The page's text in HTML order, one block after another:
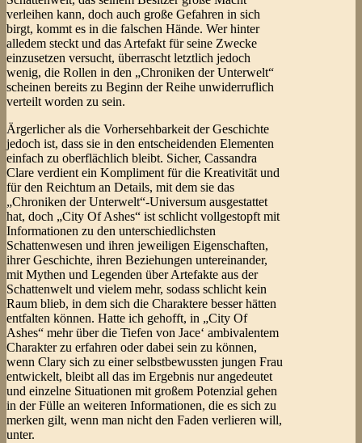
verleihen kann, doch auch große Gefahren in sich
birgt, kommt es in die falschen Hände. Wer hinter
alledem steckt und das Artefakt für seine Zwecke
einzusetzen versucht, überrascht letztlich jedoch
wenig, die Rollen in den „Chroniken der Unterwelt“
scheinen bereits zu Beginn der Reihe unwiderruflich
verteilt worden zu sein.
Ärgerlicher als die Vorhersehbarkeit der Geschichte
jedoch ist, dass sie in den entscheidenden Elementen
einfach zu oberflächlich bleibt. Sicher, Cassandra
Clare verdient ein Kompliment für die Kreativität und
für den Reichtum an Details, mit dem sie das
„Chroniken der Unterwelt“-Universum ausgestattet
hat, doch „City Of Ashes“ ist schlicht vollgestopft mit
Informationen zu den unterschiedlichsten
Schattenwesen und ihren jeweiligen Eigenschaften,
ihrer Geschichte, ihren Beziehungen untereinander,
mit Mythen und Legenden über Artefakte aus der
Schattenwelt und vielem mehr, sodass schlicht kein
Raum blieb, in dem sich die Charaktere besser hätten
entfalten können. Hatte ich gehofft, in „City Of
Ashes“ mehr über die Tiefen von Jace‘ ambivalentem
Charakter zu erfahren oder dabei sein zu können,
wenn Clary sich zu einer selbstbewussten jungen Frau
entwickelt, bleibt all das im Ergebnis nur angedeutet
und einzelne Situationen mit großem Potenzial gehen
in der Fülle an weiteren Informationen, die es sich zu
merken gilt, wenn man nicht den Faden verlieren will,
unter.